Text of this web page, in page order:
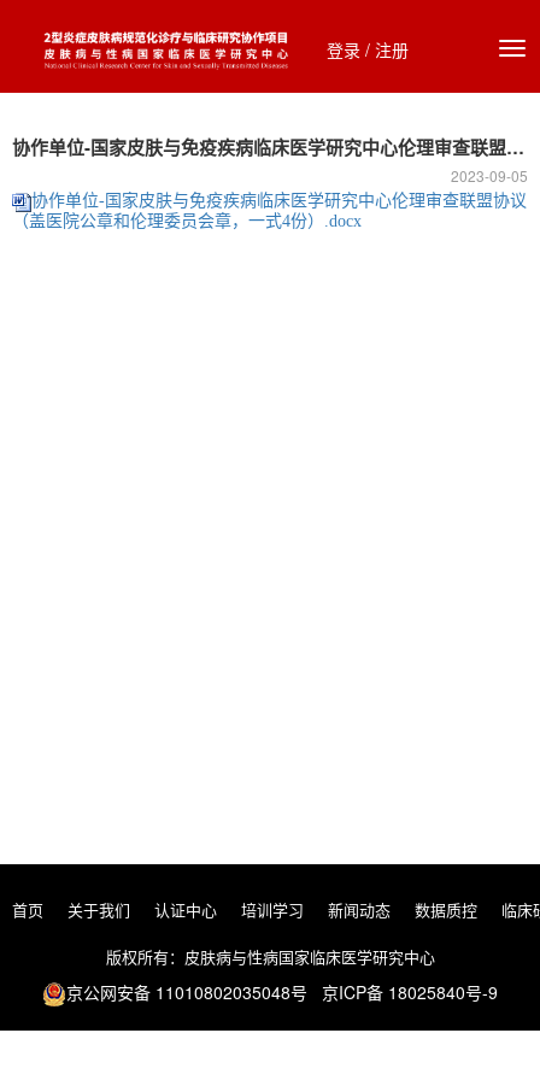
登录 / 注册
协作单位-国家皮肤与免疫疾病临床医学研究中心伦理审查联盟协议（盖医院公章和伦理委员会章，一式4份）
2023-09-05
协作单位-国家皮肤与免疫疾病临床医学研究中心伦理审查联盟协议
（盖医院公章和伦理委员会章，一式4份）.docx
首页 关于我们 认证中心 培训学习 新闻动态 数据质控 临床
版权所有：皮肤病与性病国家临床医学研究中心
京公网安备 11010802035048号 京ICP备 18025840号-9